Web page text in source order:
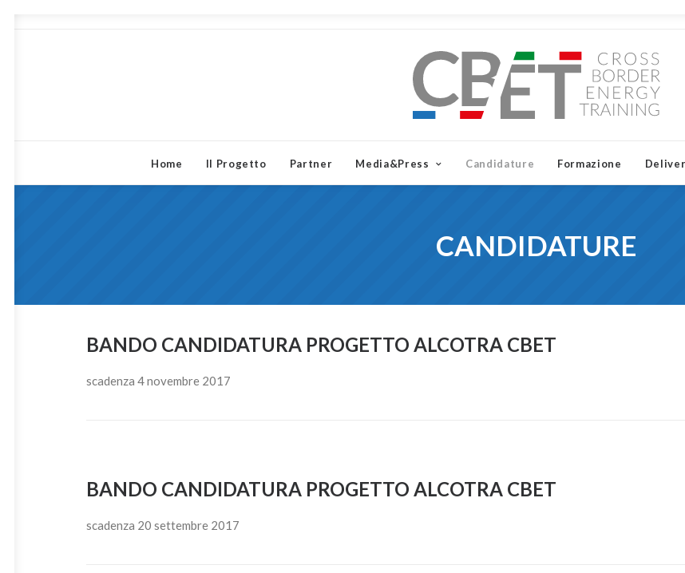
Home Il Progetto Partner Media&Press Candidature Formazione
CANDIDATURE
BANDO CANDIDATURA PROGETTO ALCOTRA CBET
scadenza 4 novembre 2017
BANDO CANDIDATURA PROGETTO ALCOTRA CBET
scadenza 20 settembre 2017